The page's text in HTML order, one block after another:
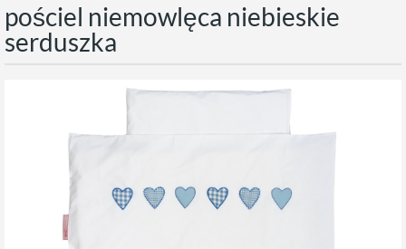
pościel niemowlęca niebieskie
serduszka